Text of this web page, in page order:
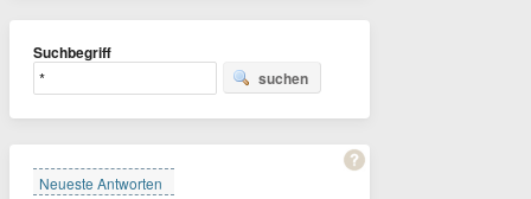
Suchbegriff
suchen
Neueste Antworten